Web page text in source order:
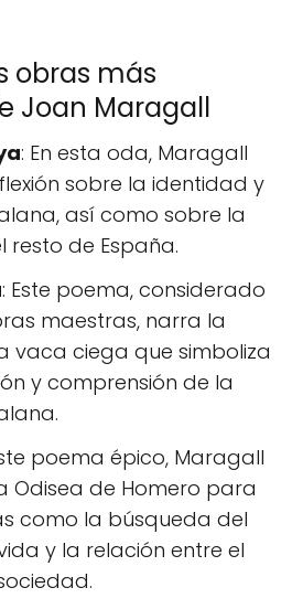
obras más
Joan Maragall
: En esta oda, Maragall
sobre la identidad y
así como sobre la
resto de España.
: Este poema, considerado
maestras, narra la
vaca ciega que simboliza
y comprensión de la
poema épico, Maragall
Odisea de Homero para
como la búsqueda del
y la relación entre el